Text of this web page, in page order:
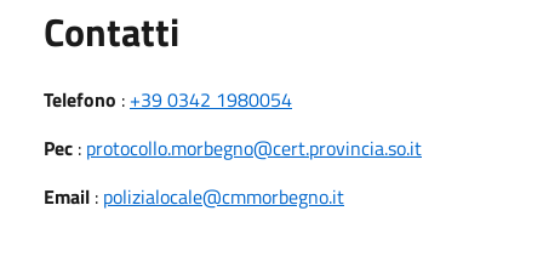
Contatti
Telefono : +39 0342 1980054
Pec : protocollo.morbegno@cert.provincia.so.it
Email : polizialocale@cmmorbegno.it